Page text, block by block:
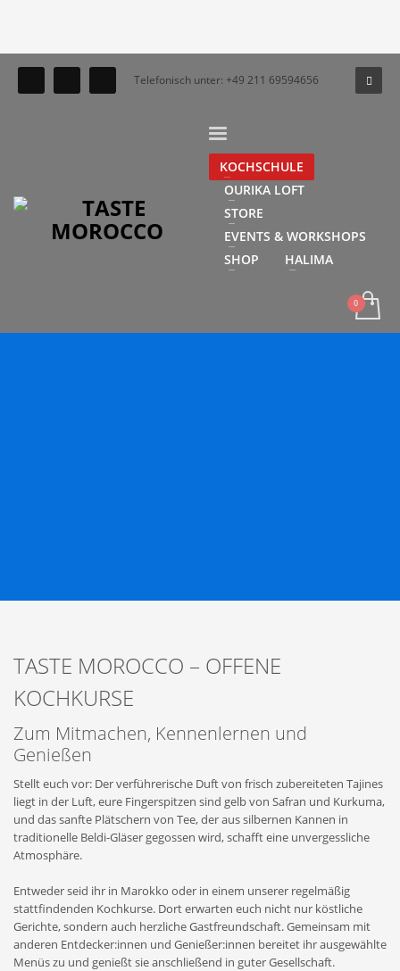
Telefonisch unter: +49 211 69594656
KOCHSCHULE
OURIKA LOFT
STORE
EVENTS & WORKSHOPS
SHOP
HALIMA
TASTE MOROCCO – OFFENE
KOCHKURSE
Zum Mitmachen, Kennenlernen und
Genießen
Stellt euch vor: Der verführerische Duft von frisch zubereiteten Tajines
liegt in der Luft, eure Fingerspitzen sind gelb von Safran und Kurkuma,
und das sanfte Plätschern von Tee, der aus silbernen Kannen in
traditionelle Beldi-Gläser gegossen wird, schafft eine unvergessliche
Atmosphäre.
Entweder seid ihr in Marokko oder in einem unserer regelmäßig
stattfindenden Kochkurse. Dort erwarten euch nicht nur köstliche
Gerichte, sondern auch herzliche Gastfreundschaft. Gemeinsam mit
anderen Entdecker:innen und Genießer:innen bereitet ihr ausgewählte
Menüs zu und genießt sie anschließend in guter Gesellschaft.